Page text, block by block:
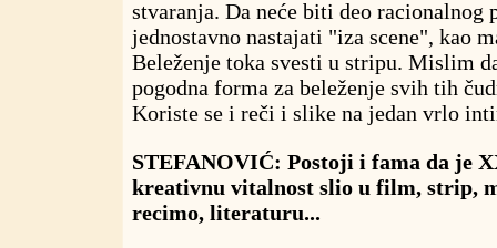
stvaranja. Da neće biti deo racionalnog
jednostavno nastajati "iza scene", kao
Beleženje toka svesti u stripu. Mislim
pogodna forma za beleženje svih tih
Koriste se i reči i slike na jedan vrlo
STEFANOVIĆ: Postoji i fama da je
kreativnu vitalnost slio u film, strip,
recimo, literaturu...